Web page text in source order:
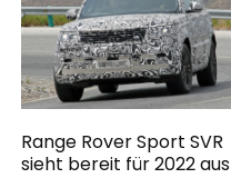
Range Rover Sport SVR
sieht bereit für 2022 aus